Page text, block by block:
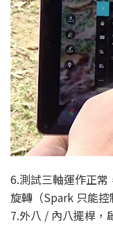
6.測試三軸運作正
旋轉（Spark 只能控
7.外八 / 內八擺桿，